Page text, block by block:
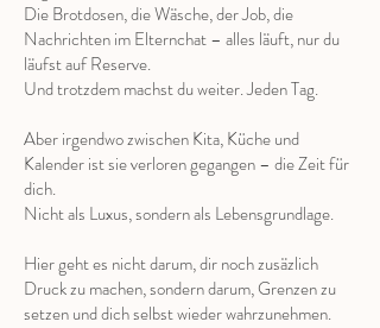
Die Brotdosen, die Wäsche, der Job, die
Nachrichten im Elternchat – alles läuft, nur du
läufst auf Reserve.
Und trotzdem machst du weiter. Jeden Tag.
Aber irgendwo zwischen Kita, Küche und
Kalender ist sie verloren gegangen – die Zeit für
dich.
Nicht als Luxus, sondern als Lebensgrundlage.
Hier geht es nicht darum, dir noch zusäzlich
Druck zu machen, sondern darum, Grenzen zu
setzen und dich selbst wieder wahrzunehmen.